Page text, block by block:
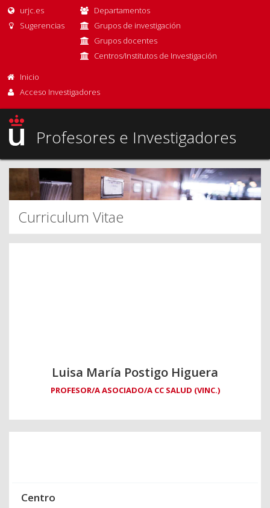
urjc.es
Sugerencias
Departamentos
Grupos de investigación
Grupos docentes
Centros/Institutos de Investigación
Inicio
Acceso Investigadores
Profesores e Investigadores
Curriculum Vitae
Luisa María Postigo Higuera
PROFESOR/A ASOCIADO/A CC SALUD (VINC.)
Centro